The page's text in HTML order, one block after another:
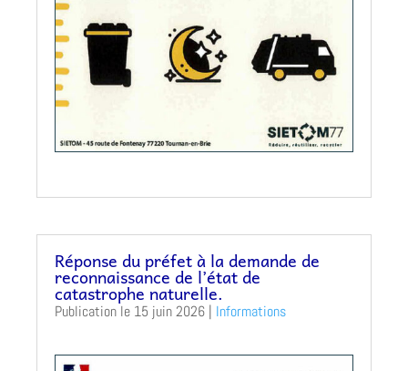
Réponse du préfet à la demande de
reconnaissance de l’état de
catastrophe naturelle.
15 juin 2026 | Informations